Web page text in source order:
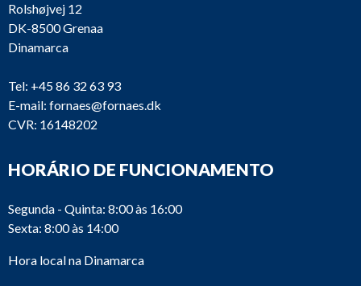
Rolshøjvej 12
DK-8500 Grenaa
Dinamarca
Tel: +45 86 32 63 93
E-mail: fornaes@fornaes.dk
CVR: 16148202
HORÁRIO DE FUNCIONAMENTO
Segunda - Quinta: 8:00 às 16:00
Sexta: 8:00 às 14:00
Hora local na Dinamarca